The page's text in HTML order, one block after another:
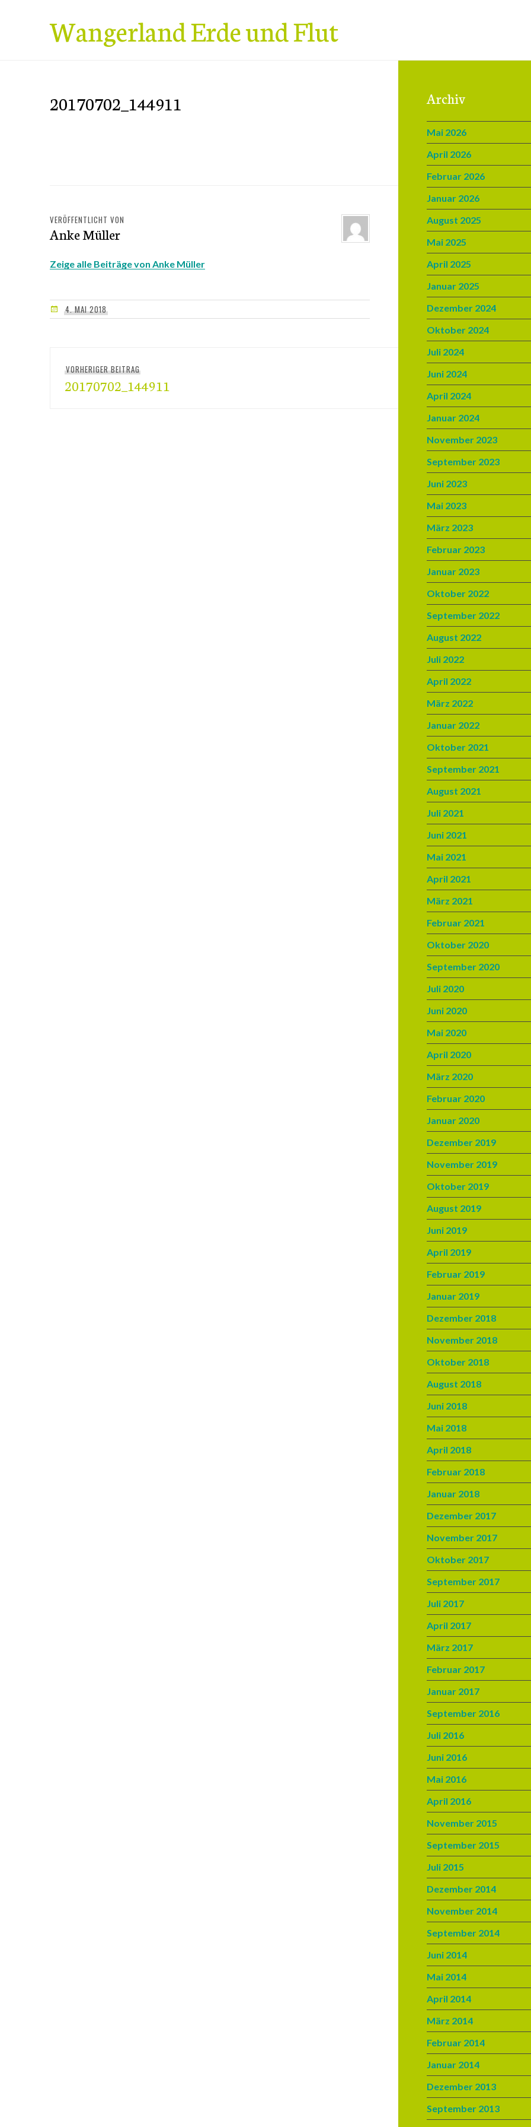
Wangerland Erde und Flut
20170702_144911
VERÖFFENTLICHT VON
Anke Müller
Zeige alle Beiträge von Anke Müller
4. MAI 2018
VORHERIGER BEITRAG
Beitrag:
20170702_144911
Archiv
Mai 2026
April 2026
Februar 2026
Januar 2026
August 2025
Mai 2025
April 2025
Januar 2025
Dezember 2024
Oktober 2024
Juli 2024
Juni 2024
April 2024
Januar 2024
November 2023
September 2023
Juni 2023
Mai 2023
März 2023
Februar 2023
Januar 2023
Oktober 2022
September 2022
August 2022
Juli 2022
April 2022
März 2022
Januar 2022
Oktober 2021
September 2021
August 2021
Juli 2021
Juni 2021
Mai 2021
April 2021
März 2021
Februar 2021
Oktober 2020
September 2020
Juli 2020
Juni 2020
Mai 2020
April 2020
März 2020
Februar 2020
Januar 2020
Dezember 2019
November 2019
Oktober 2019
August 2019
Juni 2019
April 2019
Februar 2019
Januar 2019
Dezember 2018
November 2018
Oktober 2018
August 2018
Juni 2018
Mai 2018
April 2018
Februar 2018
Januar 2018
Dezember 2017
November 2017
Oktober 2017
September 2017
Juli 2017
April 2017
März 2017
Februar 2017
Januar 2017
September 2016
Juli 2016
Juni 2016
Mai 2016
April 2016
November 2015
September 2015
Juli 2015
Dezember 2014
November 2014
September 2014
Juni 2014
Mai 2014
April 2014
März 2014
Februar 2014
Januar 2014
Dezember 2013
September 2013